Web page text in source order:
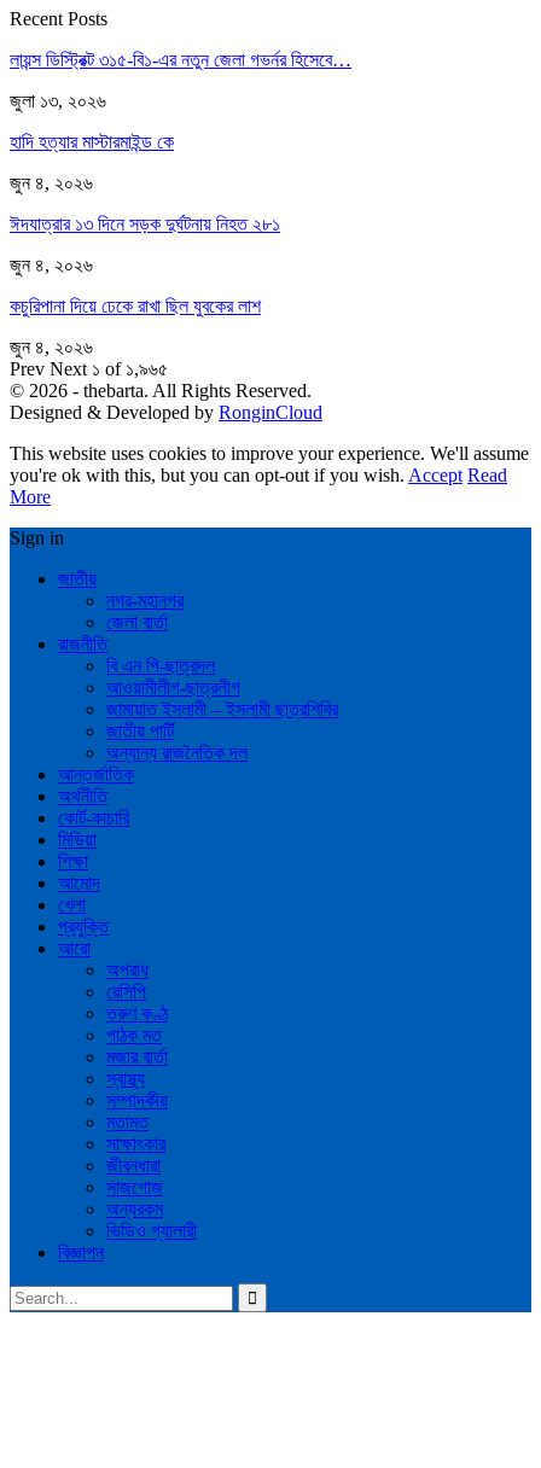
Recent Posts
লায়ন্স ডিস্ট্রিক্ট ৩১৫-বি১-এর নতুন জেলা গভর্নর হিসেবে…
জুলা ১৩, ২০২৬
হাদি হত্যার মাস্টারমাইন্ড কে
জুন ৪, ২০২৬
ঈদযাত্রার ১৩ দিনে সড়ক দুর্ঘটনায় নিহত ২৮১
জুন ৪, ২০২৬
কচুরিপানা দিয়ে ঢেকে রাখা ছিল যুবকের লাশ
জুন ৪, ২০২৬
Prev Next ১ of ১,৯৬৫
© 2026 - thebarta. All Rights Reserved.
Designed & Developed by RonginCloud
This website uses cookies to improve your experience. We'll assume
you're ok with this, but you can opt-out if you wish. Accept Read
More
Sign in
জাতীয়
নগর-মহানগর
জেলা বার্তা
রাজনীতি
বি এন পি-ছাত্রদল
আওয়ামীলীগ-ছাত্রলীগ
জামায়াত ইসলামী – ইসলামী ছাত্রশিবির
জাতীয় পার্টি
অন্যান্য রাজনৈতিক দল
আন্তর্জাতিক
অর্থনীতি
কোর্ট-কাচারি
মিডিয়া
শিক্ষা
আমোদ
খেলা
প্রযুক্তি
আরো
অপরাধ
রেসিপি
তরুণ কণ্ঠ
পাঠক মত
মজার বার্তা
স্বাস্থ্য
সম্পাদকীয়
মতামত
সাক্ষাৎকার
জীবনধারা
সাজগোজ
অন্যরকম
ভিডিও গ্যালারী
বিজ্ঞাপন